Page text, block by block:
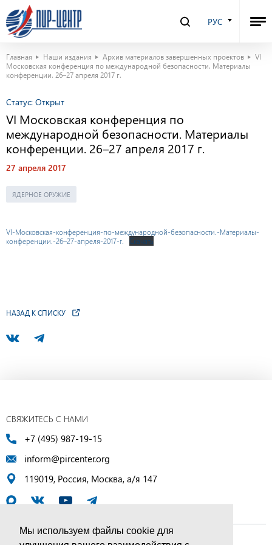
Мы используем файлы cookie для
РУС
Главная Наши издания Архив материалов завершенных проектов
VI
Московская конференция по международной безопасности. Материалы
конференции. 26–27 апреля 2017 г.
Статус: Открыт
VI Московская конференция по
международной безопасности. Материалы
конференции. 26–27 апреля 2017 г.
27 апреля 2017
ЯДЕРНОЕ ОРУЖИЕ
VI-Московская-конференция-по-международной-безопасности.-Материалы-
конференции.-26–27-апреля-2017-г.
Скачать
НАЗАД К СПИСКУ
СВЯЖИТЕСЬ С НАМИ
+7 (495) 987-19-15
inform@pircenter.org
119019, Россия, Москва, а/я 147